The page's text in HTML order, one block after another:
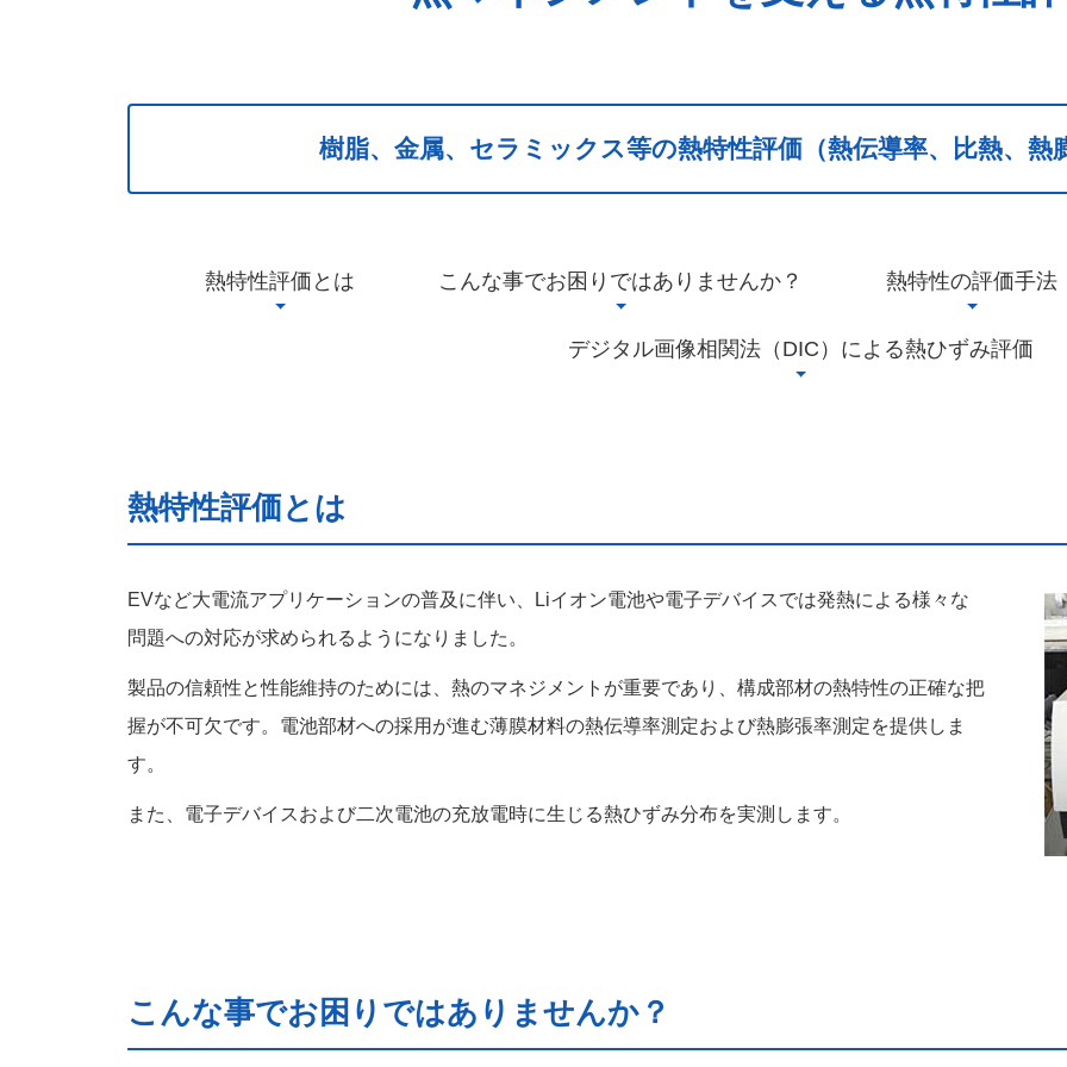
樹脂、金属、セラミックス等の熱特性評価（熱伝導率、比熱、熱
熱特性評価とは こんな事でお困りではありませんか？ 熱特性の評価手法
デジタル画像相関法（DIC）による熱ひずみ評価
熱特性評価とは
EVなど大電流アプリケーションの普及に伴い、Liイオン電池や電子デバイスでは発熱による様々な
問題への対応が求められるようになりました。
製品の信頼性と性能維持のためには、熱のマネジメントが重要であり、構成部材の熱特性の正確な把
握が不可欠です。電池部材への採用が進む薄膜材料の熱伝導率測定および熱膨張率測定を提供しま
す。
また、電子デバイスおよび二次電池の充放電時に生じる熱ひずみ分布を実測します。
こんな事でお困りではありませんか？